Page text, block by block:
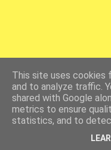
This site uses cookies
and to analyze traffic.
shared with Google
metrics to ensure
statistics, and to